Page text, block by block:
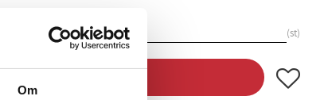
Om
st
Lägg